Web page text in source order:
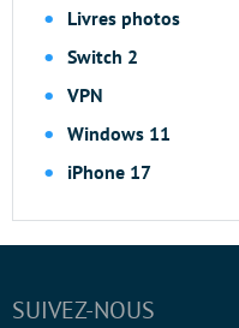
Livres photos
Switch 2
VPN
Windows 11
iPhone 17
SUIVEZ-NOUS